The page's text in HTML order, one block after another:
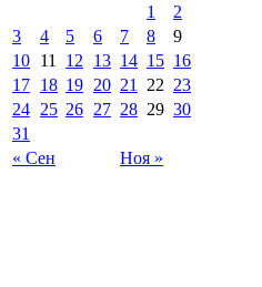
« Сен Ноя »
1
2
3
4 5 6 7 8
9
10 11 12 13 14 15 16
17 18 19 20 21 22 23
24 25 26 27 28 29 30
31